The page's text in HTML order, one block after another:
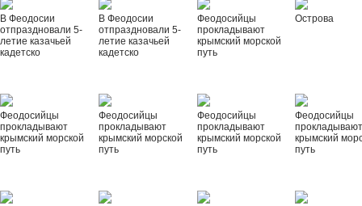
В Феодосии
отпраздновали 5-
летие казачьей
кадетско
В Феодосии
отпраздновали 5-
летие казачьей
кадетско
Феодосийцы
прокладывают
крымский морской
путь
Острова
Феодосийцы
прокладывают
крымский морской
путь
Феодосийцы
прокладывают
крымский морской
путь
Феодосийцы
прокладывают
крымский морской
путь
Феодосийцы
крымский
путь